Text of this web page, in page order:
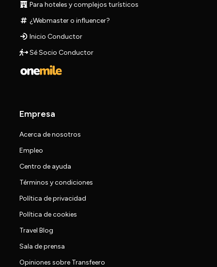
Para hoteles y complejos turísticos
¿Webmaster o influencer?
Inicio Conductor
Sé Socio Conductor
Empresa
Acerca de nosotros
Empleo
Centro de ayuda
Términos y condiciones
Política de privacidad
Política de cookies
Travel Blog
Sala de prensa
Opiniones sobre Transfeero